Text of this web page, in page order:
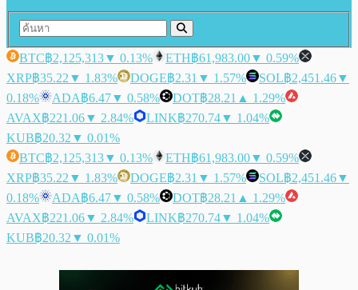
BTC฿2,125,313▼ 0.13% ETH฿61,983.00▼ 0.59%
XRP฿35.22 ▼ 1.83% DOGE฿2.31 ▼ 1.57% SOL฿2,451.46▼
0.18%
ADA฿6.47▼ 0.58% DOT฿28.21 ▲ 1.29%
AVAX฿221.06▼ 2.84% LINK฿270.74▼ 1.04%
KUB฿20.32 ▼ 0.01%
BTC฿2,125,313▼ 0.13% ETH฿61,983.00▼ 0.59%
XRP฿35.22 ▼ 1.83% DOGE฿2.31 ▼ 1.57% SOL฿2,451.46▼
0.18%
ADA฿6.47▼ 0.58% DOT฿28.21 ▲ 1.29%
AVAX฿221.06▼ 2.84% LINK฿270.74▼ 1.04%
KUB฿20.32 ▼ 0.01%